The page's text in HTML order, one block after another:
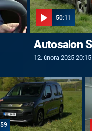
50:11
Autosalon
12. února 2025 20:15